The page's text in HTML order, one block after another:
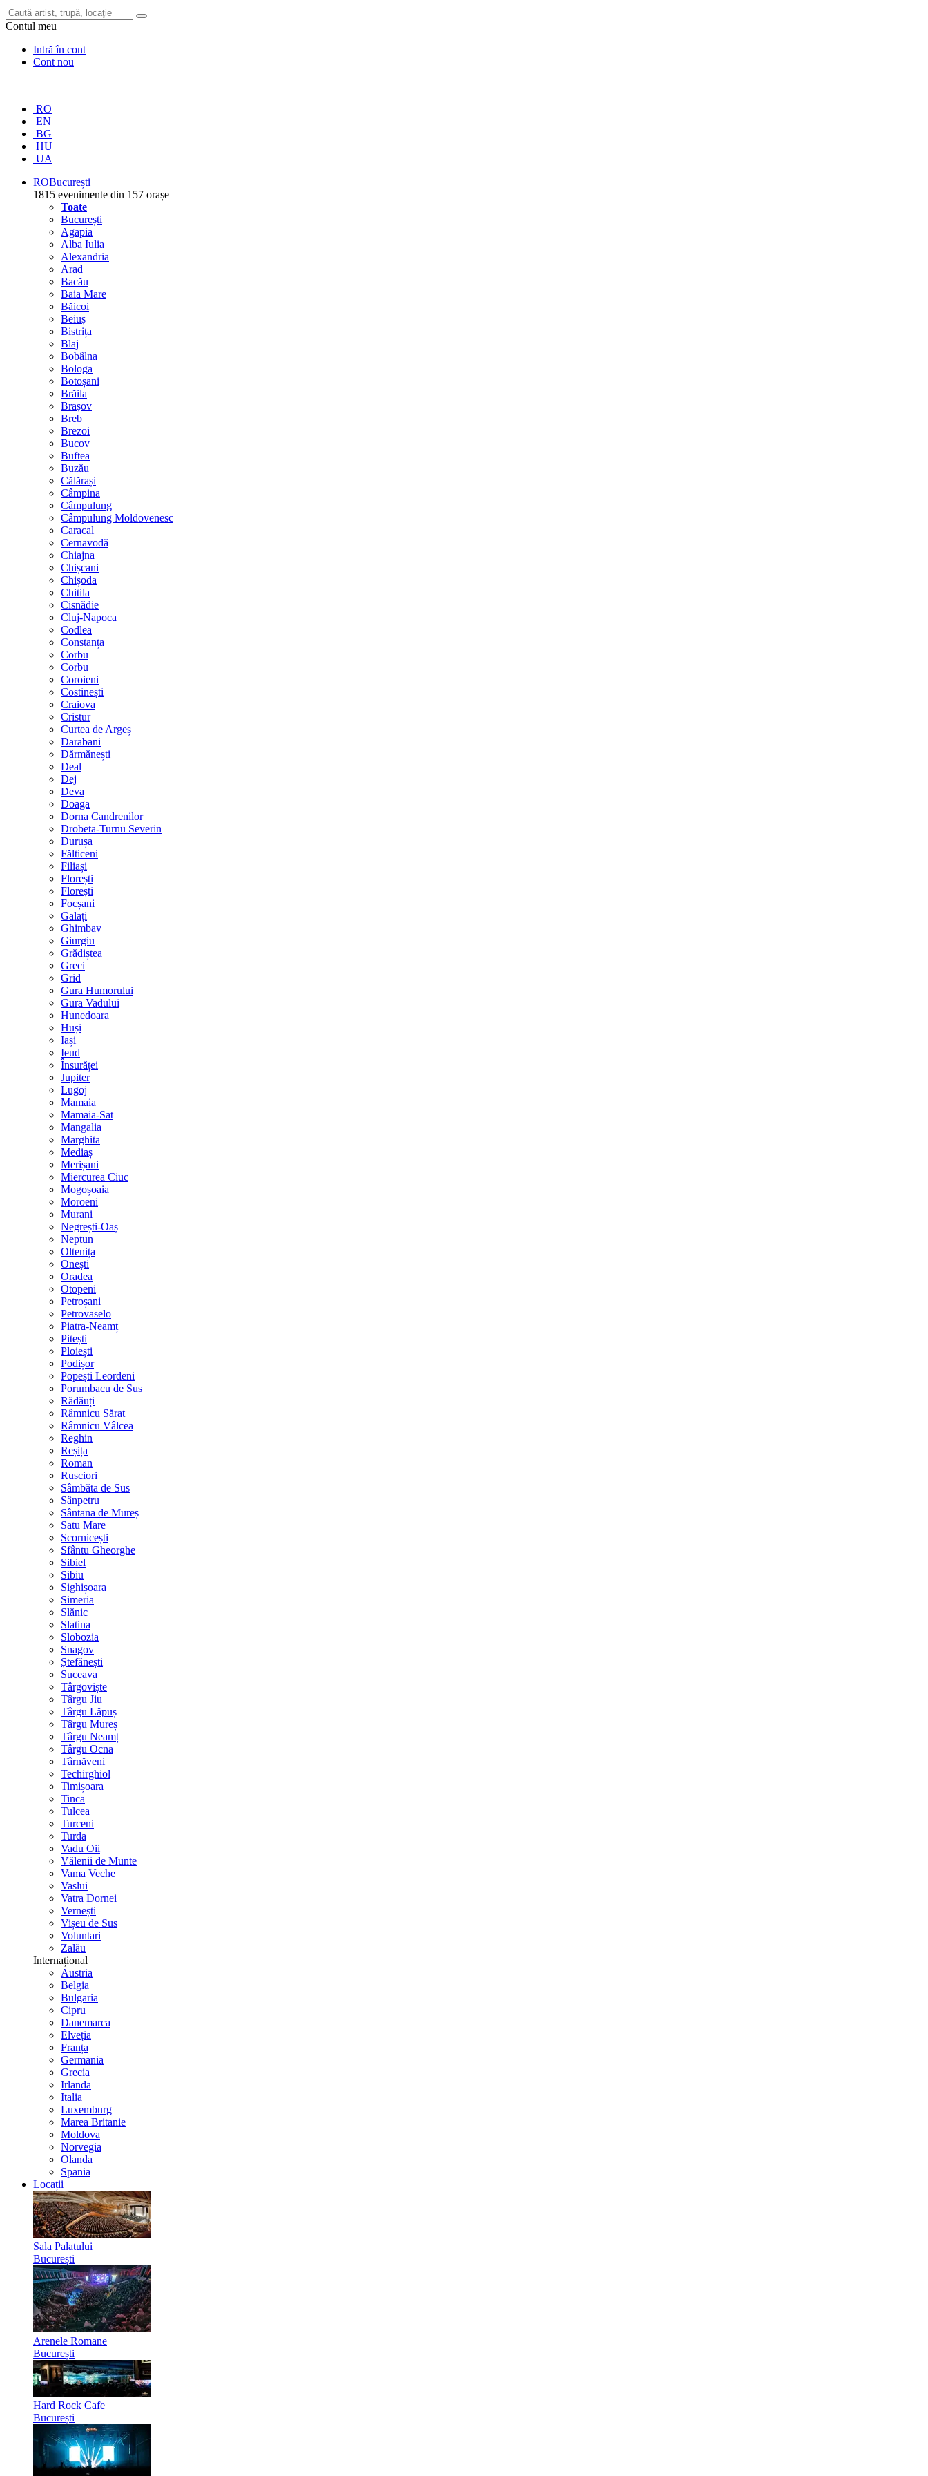
Contul meu
Intră în cont
Cont nou
RO
EN
BG
HU
UA
ROBucurești
1815 evenimente din 157 orașe
Toate
București
Agapia
Alba Iulia
Alexandria
Arad
Bacău
Baia Mare
Băicoi
Beiuș
Bistrița
Blaj
Bobâlna
Bologa
Botoșani
Brăila
Brașov
Breb
Brezoi
Bucov
Buftea
Buzău
Călărași
Câmpina
Câmpulung
Câmpulung Moldovenesc
Caracal
Cernavodă
Chiajna
Chișcani
Chișoda
Chitila
Cisnădie
Cluj-Napoca
Codlea
Constanța
Corbu
Corbu
Coroieni
Costinești
Craiova
Cristur
Curtea de Argeș
Darabani
Dărmănești
Deal
Dej
Deva
Doaga
Dorna Candrenilor
Drobeta-Turnu Severin
Durușa
Fălticeni
Filiași
Florești
Florești
Focșani
Galați
Ghimbav
Giurgiu
Grădiștea
Greci
Grid
Gura Humorului
Gura Vadului
Hunedoara
Huși
Iași
Ieud
Însurăței
Jupiter
Lugoj
Mamaia
Mamaia-Sat
Mangalia
Marghita
Mediaș
Merișani
Miercurea Ciuc
Mogoșoaia
Moroeni
Murani
Negrești-Oaș
Neptun
Oltenița
Onești
Oradea
Otopeni
Petroșani
Petrovaselo
Piatra-Neamț
Pitești
Ploiești
Podișor
Popești Leordeni
Porumbacu de Sus
Rădăuți
Râmnicu Sărat
Râmnicu Vâlcea
Reghin
Reșița
Roman
Rusciori
Sâmbăta de Sus
Sânpetru
Sântana de Mureș
Satu Mare
Scornicești
Sfântu Gheorghe
Sibiel
Sibiu
Sighișoara
Simeria
Slănic
Slatina
Slobozia
Snagov
Ștefănești
Suceava
Târgoviște
Târgu Jiu
Târgu Lăpuș
Târgu Mureș
Târgu Neamț
Târgu Ocna
Târnăveni
Techirghiol
Timișoara
Tinca
Tulcea
Turceni
Turda
Vadu Oii
Vălenii de Munte
Vama Veche
Vaslui
Vatra Dornei
Vernești
Vișeu de Sus
Voluntari
Zalău
Internațional
Austria
Belgia
Bulgaria
Cipru
Danemarca
Elveția
Franța
Germania
Grecia
Irlanda
Italia
Luxemburg
Marea Britanie
Moldova
Norvegia
Olanda
Spania
Locații
Sala Palatului
București
Arenele Romane
București
Hard Rock Cafe
București